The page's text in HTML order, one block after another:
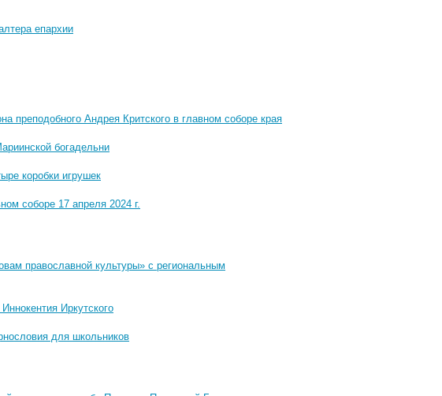
епархии
преподобного Андрея Критского в главном соборе края
богадельни
коробки игрушек
соборе 17 апреля 2024 г.
православной культуры» с региональным
Иркутского
для школьников